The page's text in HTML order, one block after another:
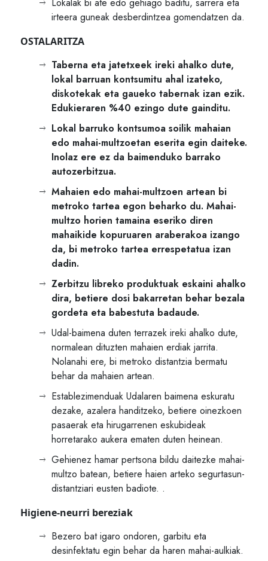
irteera guneak desberdintzea gomendatzen da.
OSTALARITZA
Taberna eta jatetxeek ireki ahalko dute,
lokal barruan kontsumitu ahal izateko,
diskotekak eta gaueko tabernak izan ezik.
Edukieraren %40 ezingo dute gainditu.
Lokal barruko kontsumoa soilik mahaian
edo mahai-multzoetan eserita egin daiteke.
Inolaz ere ez da baimenduko barrako
autozerbitzua.
Mahaien edo mahai-multzoen artean bi
metroko tartea egon beharko du. Mahai-
multzo horien tamaina eseriko diren
mahaikide kopuruaren araberakoa izango
da, bi metroko tartea errespetatua izan
dadin.
Zerbitzu libreko produktuak eskaini ahalko
dira, betiere dosi bakarretan behar bezala
gordeta eta babestuta badaude.
Udal-baimena duten terrazek ireki ahalko dute,
normalean dituzten mahaien erdiak jarrita.
Nolanahi ere, bi metroko distantzia bermatu
behar da mahaien artean.
Establezimenduak Udalaren baimena eskuratu
dezake, azalera handitzeko, betiere oinezkoen
pasaerak eta hirugarrenen eskubideak
horretarako aukera ematen duten heinean.
Gehienez hamar pertsona bildu daitezke mahai-
multzo batean, betiere haien arteko segurtasun-
distantziari eusten badiote. .
Higiene-neurri bereziak
Bezero bat igaro ondoren, garbitu eta
desinfektatu egin behar da haren mahai-aulkiak.